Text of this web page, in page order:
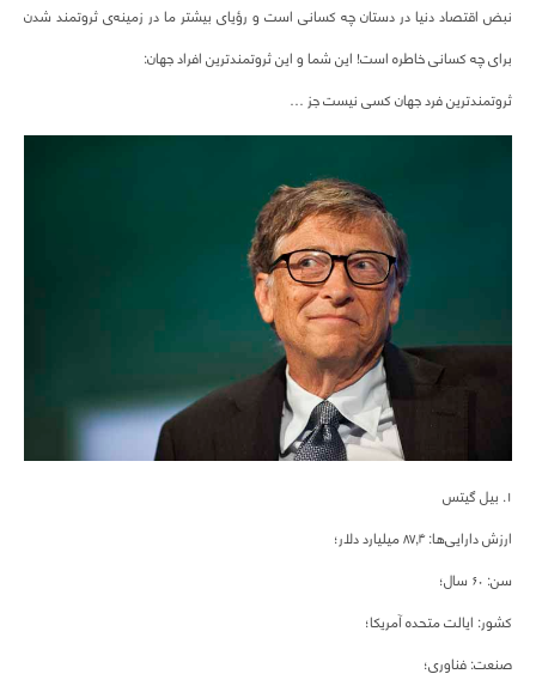
نبض اقتصاد دنیا در دستان چه کسانی است و رؤیای بیشتر ما در زمینه‌ی ثروتمند شدن
برای چه کسانی خاطره است! این شما و این ثروتمندترین افراد جهان:
ثروتمندترین فرد جهان کسی نیست جز …
۱. بیل گیتس
ارزش دارایی‌ها: ۸۷,۴ میلیارد دلار؛
سن: ۶۰ سال؛
کشور: ایالت متحده آمریکا؛
صنعت: فناوری؛